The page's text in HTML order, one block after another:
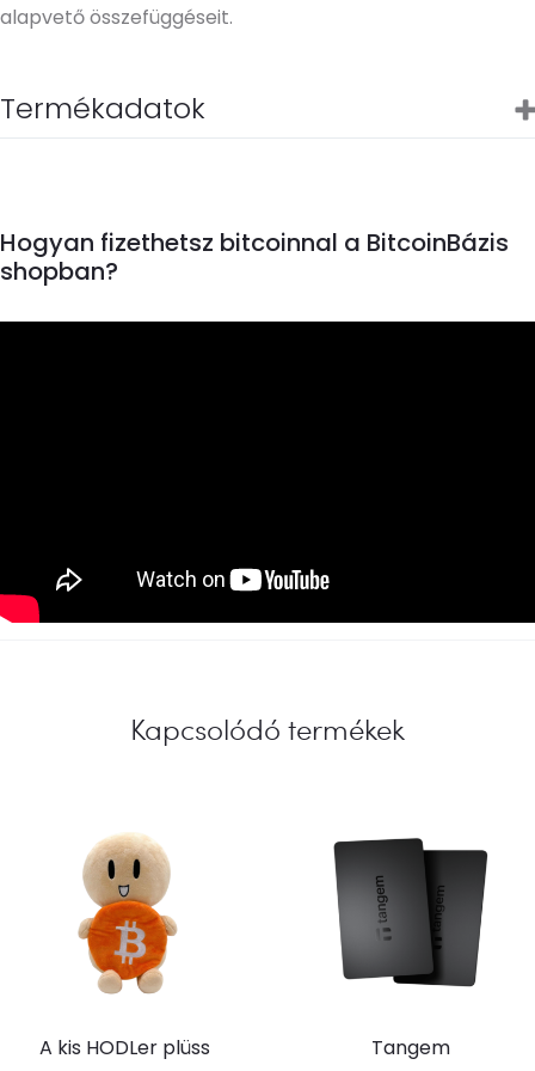
alapvető összefüggéseit.
Termékadatok
Hogyan fizethetsz bitcoinnal a BitcoinBázis
shopban?
Kapcsolódó termékek
A kis HODLer plüss
Tangem